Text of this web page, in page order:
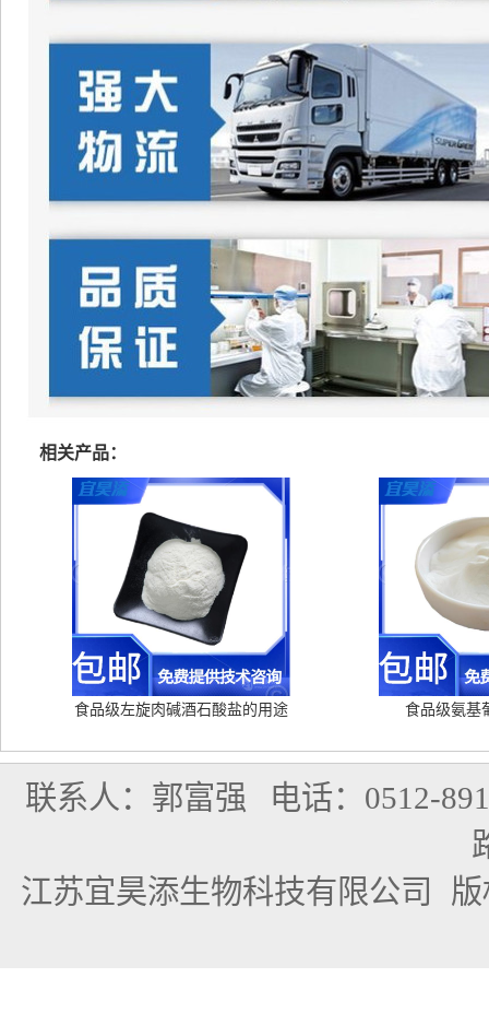
相关产品：
食品级左旋肉碱酒石酸盐的用途 食品级氨基
联系人：郭富强 电话：0512-
江苏宜昊添生物科技有限公司